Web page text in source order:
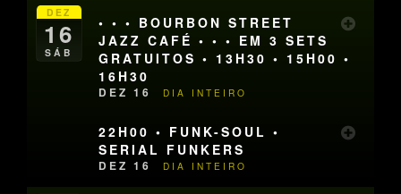
DEZ
16
SÁB
• • • BOURBON STREET
JAZZ CAFÉ • • • EM 3 SETS
GRATUITOS • 13H30 • 15H00 •
16H30
DEZ 16 DIA INTEIRO
22H00 • FUNK-SOUL •
SERIAL FUNKERS
DEZ 16 DIA INTEIRO